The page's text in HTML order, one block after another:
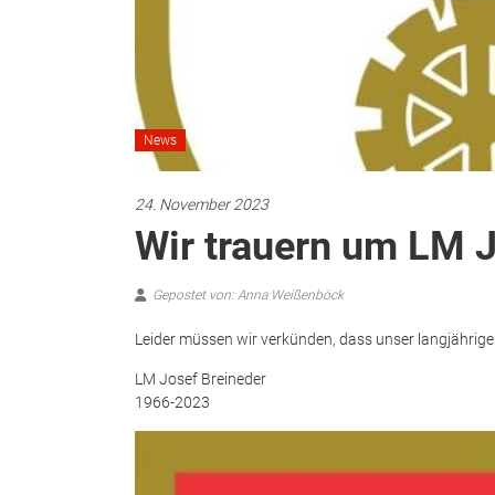
News
24. November 2023
Wir trauern um LM
Gepostet von: Anna Weißenböck
Leider müssen wir verkünden, dass unser
LM Josef Breineder
1966-2023